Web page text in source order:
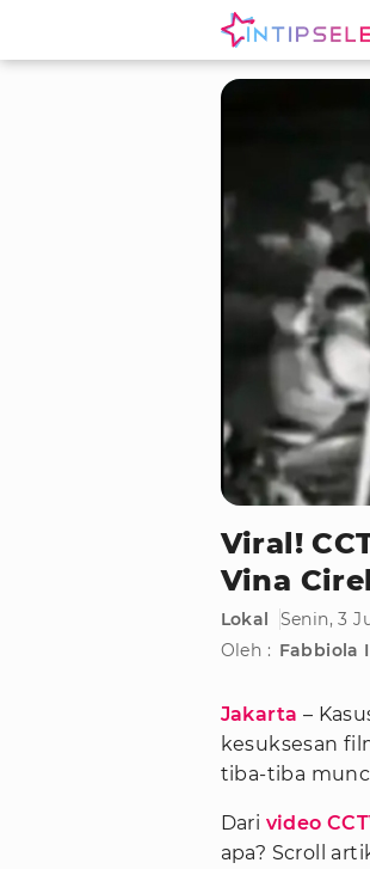
Viral!
Vina
Lokal
Senin, 3
Oleh : Fabbiola
Jakarta –
kesuksesan
tiba-tiba
Dari video
apa? Scroll